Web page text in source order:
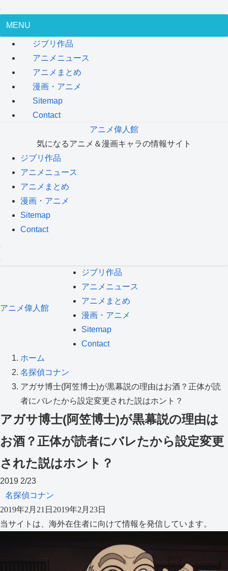
MENU
ジブリ作品
アニメニュース
アニメまとめ
漫画・アニメ
Sitemap
Contact
アニメ偉人館
気になるアニメ＆漫画キャラの情報サイト
ジブリ作品
アニメニュース
アニメまとめ
漫画・アニメ
Sitemap
Contact
アニメ偉人館
ジブリ作品
アニメニュース
アニメまとめ
漫画・アニメ
Sitemap
Contact
ホーム
名探偵コナン
アガサ博士(阿笠博士)が黒幕説の理由はお酒？正体が読
者にバレたから設定変更された説はホント？
アガサ博士(阿笠博士)が黒幕説の理由は
お酒？正体が読者にバレたから設定変更
された説はホント？
2019 2/23
名探偵コナン
2019年2月21日 2019年2月23日
当サイトは、海外在住者に向けて情報を発信しています。